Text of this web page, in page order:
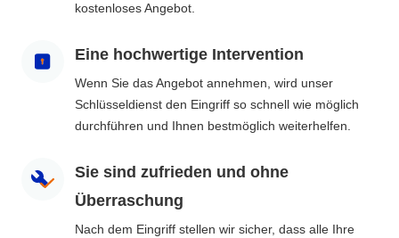
kostenloses Angebot.
Eine hochwertige Intervention
Wenn Sie das Angebot annehmen, wird unser
Schlüsseldienst den Eingriff so schnell wie möglich
durchführen und Ihnen bestmöglich weiterhelfen.
Sie sind zufrieden und ohne
Überraschung
Nach dem Eingriff stellen wir sicher, dass alle Ihre